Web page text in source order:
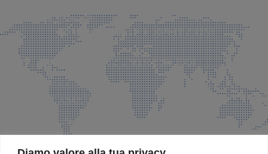
info@faeg.it
COMMERCIALE E SPEDIZIONI
Via Padre Elzi, 32 Grassobbio (BG)
035 525015
035 335037
info@faeg.it
SITE MAP